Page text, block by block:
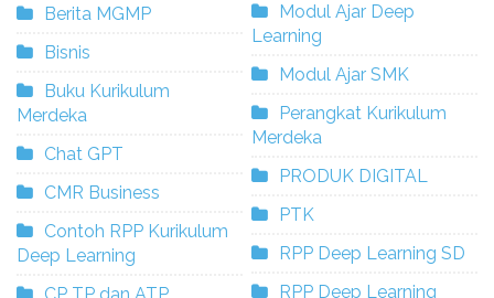
Berita MGMP
Bisnis
Buku Kurikulum
Merdeka
Chat GPT
CMR Business
Contoh RPP Kurikulum
Deep Learning
Modul Ajar Deep
Learning
Modul Ajar SMK
Perangkat Kurikulum
Merdeka
PRODUK DIGITAL
PTK
RPP Deep Learning SD
RPP Deep Learning